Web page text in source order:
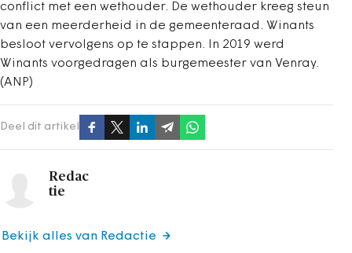
conflict met een wethouder. De wethouder kreeg steun
van een meerderheid in de gemeenteraad. Winants
besloot vervolgens op te stappen. In 2019 werd
Winants voorgedragen als burgemeester van Venray.
(ANP)
Deel dit artikel
Redac
tie
Bekijk alles van Redactie